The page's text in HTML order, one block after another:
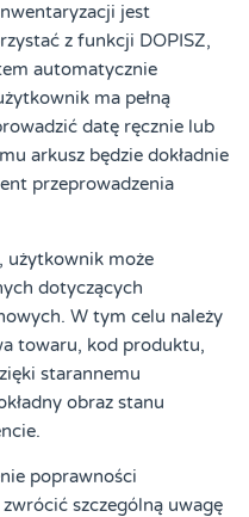
jest
z funkcji DOPISZ,
automatycznie
ma pełną
datę ręcznie lub
arkusz będzie dokładnie
przeprowadzenia
użytkownik może
dotyczących
W tym celu należy
towaru, kod produktu,
starannemu
obraz stanu
poprawności
szczególną uwagę